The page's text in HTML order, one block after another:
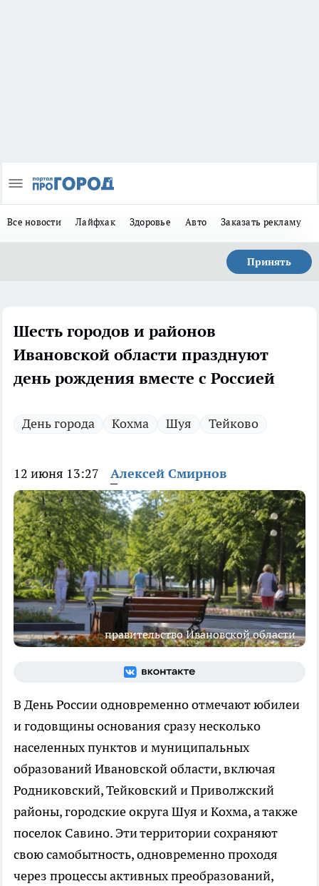
Все новости Лайфхак Здоровье Авто Заказать рекламу
Принять
Шесть городов и районов
Ивановской области празднуют
день рождения вместе с Россией
День города Кохма Шуя Тейково
12 июня 13:27 Алексей Смирнов
правительство Ивановской области
В День России одновременно отмечают юбилеи
и годовщины основания сразу несколько
населенных пунктов и муниципальных
образований Ивановской области, включая
Родниковский, Тейковский и Приволжский
районы, городские округа Шуя и Кохма, а также
поселок Савино. Эти территории сохраняют
свою самобытность, одновременно проходя
через процессы активных преобразований,